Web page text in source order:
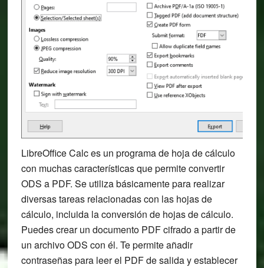
LibreOffice Calc es un programa de hoja de cálculo
con muchas características que permite convertir
ODS a PDF. Se utiliza básicamente para realizar
diversas tareas relacionadas con las hojas de
cálculo, incluida la conversión de hojas de cálculo.
Puedes crear un documento PDF cifrado a partir de
un archivo ODS con él. Te permite añadir
contraseñas para leer el PDF de salida y establecer